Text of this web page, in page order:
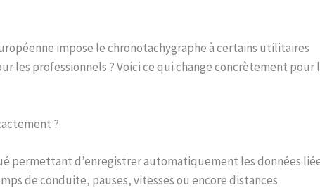
impose le chronotachygraphe à certains utilitaires
les professionnels ? Voici ce qui change concrètement pour
?
permettant d’enregistrer automatiquement les données
de conduite, pauses, vitesses ou encore distances